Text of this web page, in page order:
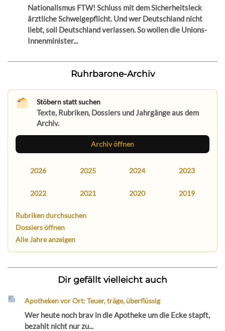
Nationalismus FTW! Schluss mit dem Sicherheitsleck
ärztliche Schweigepflicht. Und wer Deutschland nicht
liebt, soll Deutschland verlassen. So wollen die Unions-
Innenminister...
Ruhrbarone-Archiv
Stöbern statt suchen
Texte, Rubriken, Dossiers und Jahrgänge aus dem
Archiv.
Archiv öffnen
2026 2025 2024 2023
2022 2021 2020 2019
Rubriken durchsuchen
Dossiers öffnen
Alle Jahre anzeigen
Dir gefällt vielleicht auch
Apotheken vor Ort: Teuer, träge, überflüssig
Wer heute noch brav in die Apotheke um die Ecke stapft,
bezahlt nicht nur zu...